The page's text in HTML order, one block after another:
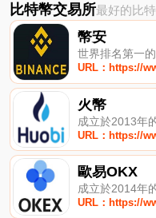
比特幣交易所最好的比
幣安
世界排名第一
URL：https://
火幣
成立於2013年
URL：https://
歐易OKX
成立於2014年
URL：https://